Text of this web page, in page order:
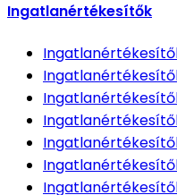
Ingatlanértékesítők